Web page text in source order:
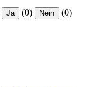
Ja (0) Nein (0)